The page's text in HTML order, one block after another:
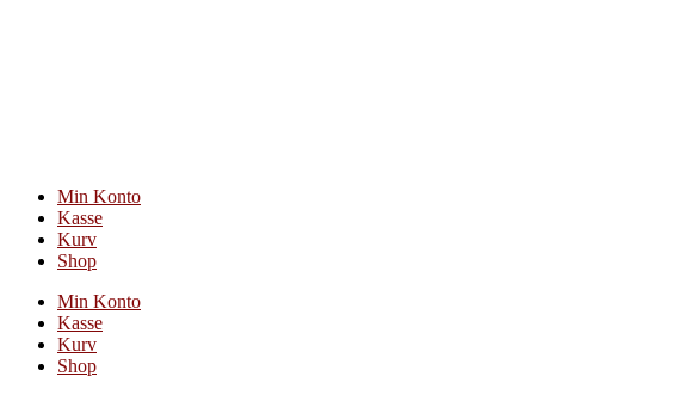
Min Konto
Kasse
Kurv
Shop
Min Konto
Kasse
Kurv
Shop